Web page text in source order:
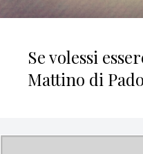
Se volessi
Mattino di